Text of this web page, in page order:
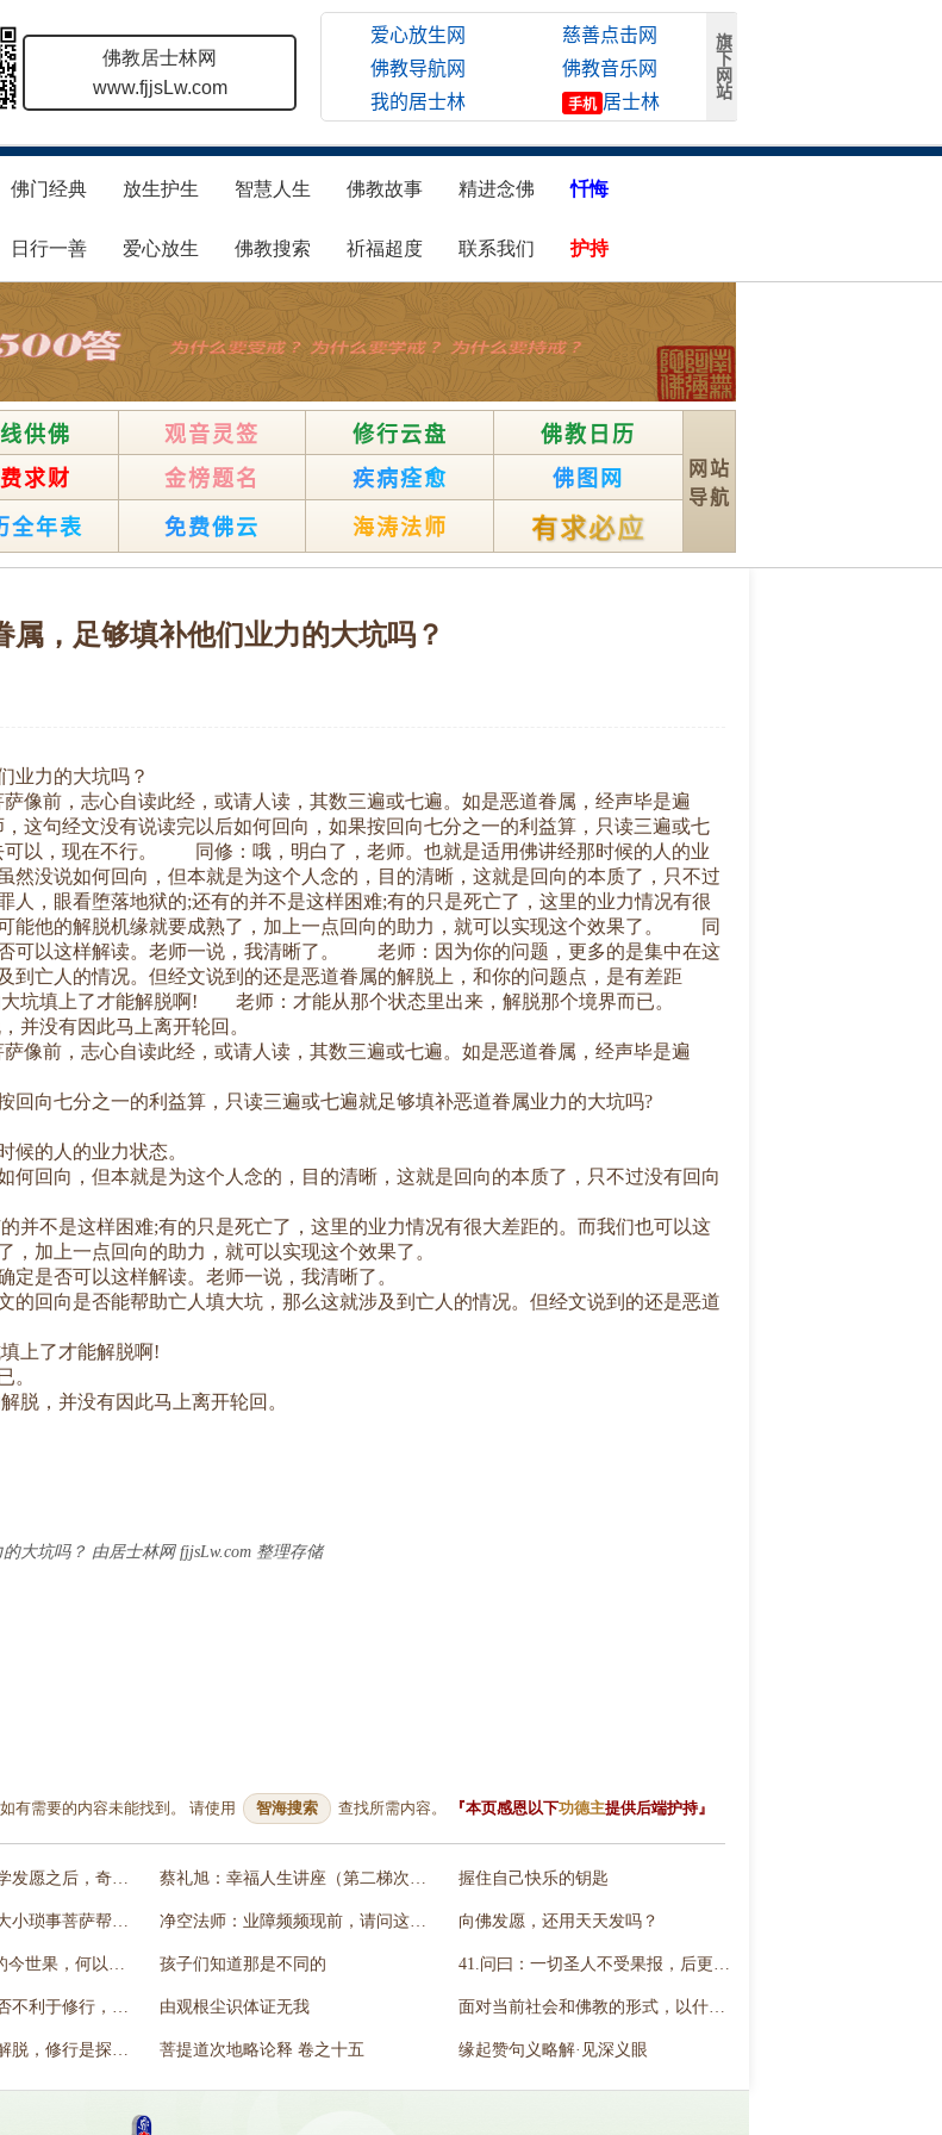
，足够填补他们业力的大坑吗？
业力的大坑吗？
前，志心自读此经，或请人读，其数三遍或七遍。如是恶道眷属，经声毕是遍
句经文没有说读完以后如何回向，如果按回向七分之一的利益算，只读三遍或七
以，现在不行。 同修：哦，明白了，老师。也就是适用佛讲经那时候的人的业
没说如何回向，但本就是为这个人念的，目的清晰，这就是回向的本质了，只不过
眼看堕落地狱的;还有的并不是这样困难;有的只是死亡了，这里的业力情况有很
能他的解脱机缘就要成熟了，加上一点回向的助力，就可以实现这个效果了。 同
可以这样解读。老师一说，我清晰了。 老师：因为你的问题，更多的是集中在这
到亡人的情况。但经文说到的还是恶道眷属的解脱上，和你的问题点，是有差距
坑填上了才能解脱啊! 老师：才能从那个状态里出来，解脱那个境界而已。
并没有因此马上离开轮回。
前，志心自读此经，或请人读，其数三遍或七遍。如是恶道眷属，经声毕是遍
向七分之一的利益算，只读三遍或七遍就足够填补恶道眷属业力的大坑吗?
的人的业力状态。
回向，但本就是为这个人念的，目的清晰，这就是回向的本质了，只不过没有回向
不是这样困难;有的只是死亡了，这里的业力情况有很大差距的。而我们也可以这
加上一点回向的助力，就可以实现这个效果了。
是否可以这样解读。老师一说，我清晰了。
回向是否能帮助亡人填大坑，那么这就涉及到亡人的情况。但经文说到的还是恶道
上了才能解脱啊!
。
，并没有因此马上离开轮回。
大坑吗？ 由居士林网 fjjsLw.com 整理存储
有需要的内容未能找到。 请使用 智海搜索 查找所需内容。 『本页感恩以下功德主提供后端护持』
母亲重病将死，末学发愿之后，奇迹出现 握住自己快乐的钥匙
命交给菩萨，世间大小琐事菩萨帮你扛 向佛发愿，还用天天发吗？
孩子们知道那是不同的
由观根尘识体证无我 面对当前社会和佛教的形式，以什么样的心态来巩固这个僧团？
菩提道次地略论释 卷之十五 缘起赞句义略解·见深义眼